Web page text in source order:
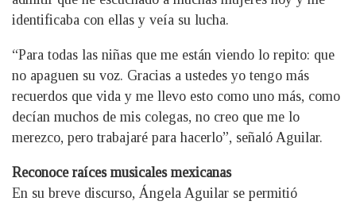
identificaba con ellas y veía su lucha.
“Para todas las niñas que me están viendo lo repito: que
no apaguen su voz. Gracias a ustedes yo tengo más
recuerdos que vida y me llevo esto como uno más, como
decían muchos de mis colegas, no creo que me lo
merezco, pero trabajaré para hacerlo”, señaló Aguilar.
Reconoce raíces musicales mexicanas
En su breve discurso, Ángela Aguilar se permitió